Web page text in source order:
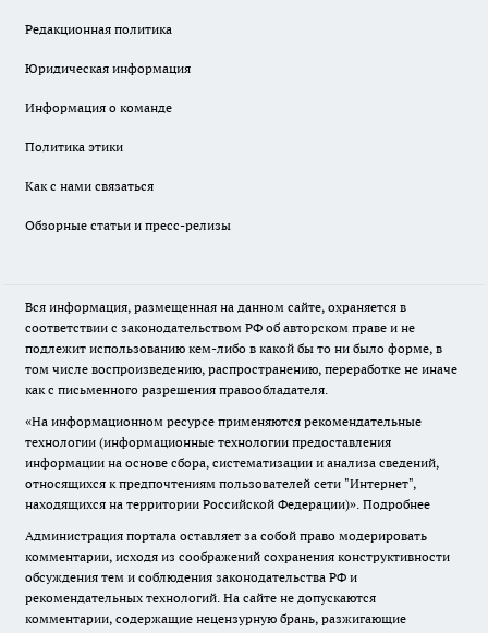
Редакционная политика
Юридическая информация
Информация о команде
Политика этики
Как с нами связаться
Обзорные статьи и пресс-релизы
Вся информация, размещенная на данном сайте, охраняется в
соответствии с законодательством РФ об авторском праве и не
подлежит использованию кем-либо в какой бы то ни было форме, в
том числе воспроизведению, распространению, переработке не иначе
как с письменного разрешения правообладателя.
«На информационном ресурсе применяются рекомендательные
технологии (информационные технологии предоставления
информации на основе сбора, систематизации и анализа сведений,
относящихся к предпочтениям пользователей сети "Интернет",
находящихся на территории Российской Федерации)». Подробнее
Администрация портала оставляет за собой право модерировать
комментарии, исходя из соображений сохранения конструктивности
обсуждения тем и соблюдения законодательства РФ и
рекомендательных технологий. На сайте не допускаются
комментарии, содержащие нецензурную брань, разжигающие